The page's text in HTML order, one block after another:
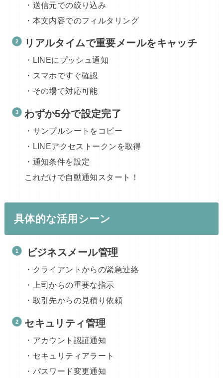
・送信元での絞り込み
・本文内容でのフィルタリング
リアルタイムで重要メールをキャッチ
・LINEにプッシュ通知
・スマホですぐ確認
・その場で対応可能
わずか5分で設定完了
・サンプルシートをコピー
・LINEアクセストークンを取得
・通知条件を設定
これだけで自動通知スタート！
具体的な活用シーン
ビジネスメール管理
・クライアントからの緊急連絡
・上司からの重要な指示
・取引先からの見積り依頼
セキュリティ管理
・アカウント認証通知
・セキュリティアラート
・パスワード変更通知